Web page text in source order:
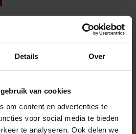
Details Over
van cookies
om content en advertenties te
voor social media te bieden
te analyseren. Ook delen we